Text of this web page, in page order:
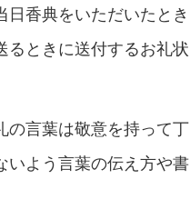
香典をいただいたとき
るときに送付するお礼状
の言葉は敬意を持って丁
いよう言葉の伝え方や書